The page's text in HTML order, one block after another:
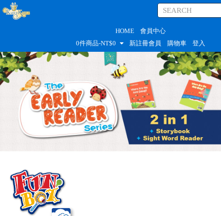
HOME
會員中心
0件商品-NT$0 新註冊會員 購物車 登入